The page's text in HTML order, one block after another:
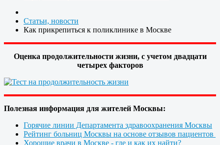
Статьи, новости
Как прикрепиться к поликлинике в Москве
Оценка продолжительности жизни, с учетом двадцати
четырех факторов
Полезная информация для жителей Москвы:
Горячие линии Департамента здравоохранения Москвы
Рейтинг больниц Москвы на основе отзывов пациентов
Хорошие врачи в Москве - где и как их найти?